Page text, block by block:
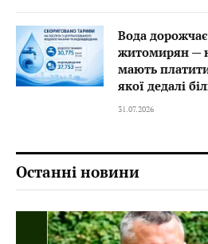
Вода дорожчає
житомирян —
мають
якої дедалі
31.07.2026
Останні новини